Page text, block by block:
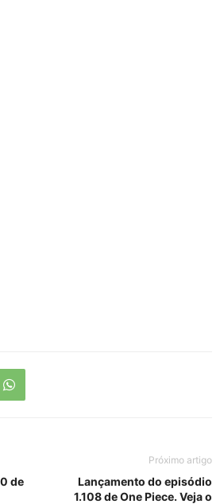
de
Próximo artigo
Lançamento do episódio
1.108 de One Piece. Veja o